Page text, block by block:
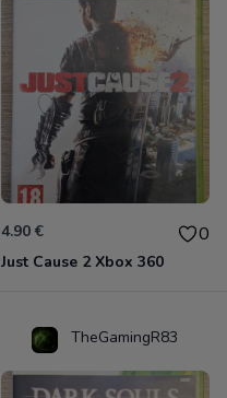
4.90 € 0
Just Cause 2 Xbox 360
TheGamingR83